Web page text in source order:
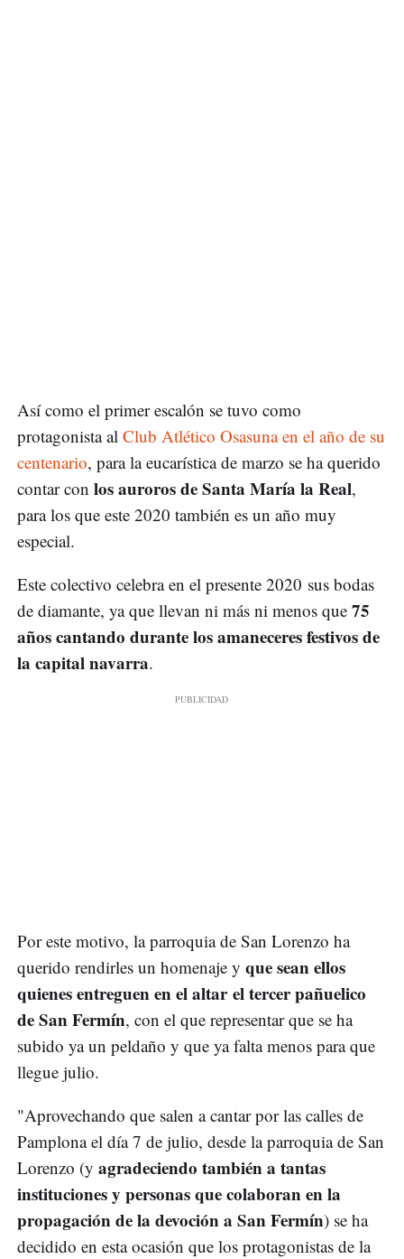
Así como el primer escalón se tuvo como
protagonista al Club Atlético Osasuna en el año de su
centenario, para la eucarística de marzo se ha querido
contar con los auroros de Santa María la Real,
para los que este 2020 también es un año muy
especial.
Este colectivo celebra en el presente 2020 sus bodas
de diamante, ya que llevan ni más ni menos que 75
años cantando durante los amaneceres festivos de
la capital navarra.
Por este motivo, la parroquia de San Lorenzo ha
querido rendirles un homenaje y que sean ellos
quienes entreguen en el altar el tercer pañuelico
de San Fermín, con el que representar que se ha
subido ya un peldaño y que ya falta menos para que
llegue julio.
"Aprovechando que salen a cantar por las calles de
Pamplona el día 7 de julio, desde la parroquia de San
Lorenzo (y agradeciendo también a tantas
instituciones y personas que colaboran en la
propagación de la devoción a San Fermín) se ha
decidido en esta ocasión que los protagonistas de la